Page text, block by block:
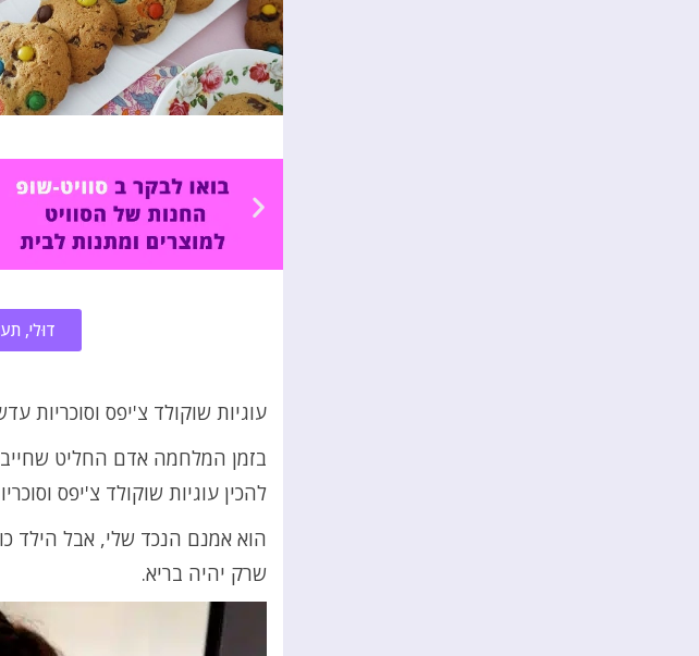
דוּלי,
עוגיות שוקולד צ'יפס וסוכריות
בזמן המלחמה אדם החליט
להכין עוגיות שוקולד צ'יפס
הוא אמנם הנכד שלי, אבל הילד
שרק יהיה בריא.